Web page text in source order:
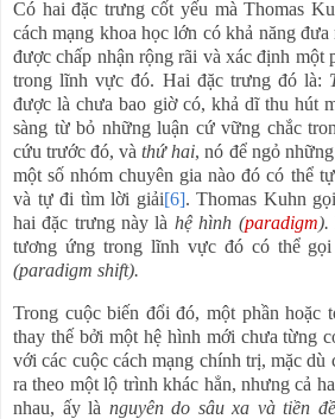
Có hai đặc trưng cốt yếu mà Thomas
cách mạng khoa học lớn có khả năng
được chấp nhận rộng rãi và xác định một
trong lĩnh vực đó. Hai đặc trưng đó là:
được là chưa bao giờ có, khả dĩ thu hút
sàng từ bỏ những luận cứ vững chắc
cứu trước đó, vàthứ hai, nó để ngỏ
một số nhóm chuyên gia nào đó có thể
và tự đi tìm lời giải[6]. Thomas Kuhn
hai đặc trưng này là hệ hình (paradigm).
tương ứng trong lĩnh vực đó có thể
(paradigm shift).
Trong cuộc biến đổi đó, một phần hoặc
thay thế bởi một hệ hình mới chưa từng
với các cuộc cách mạng chính trị, mặc dù
ra theo một lộ trình khác hẳn, nhưng cả
nhau, ấy là nguyên do sâu xa và tiền